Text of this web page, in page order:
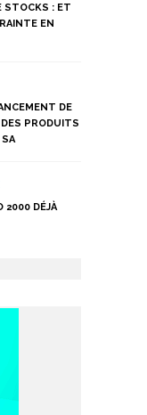
STOCKS : ET
EN
DE
PRODUITS
SA
2000 DÉJÀ